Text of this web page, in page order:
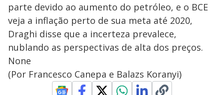
parte devido ao aumento do petróleo, e o BCE
veja a inflação perto de sua meta até 2020,
Draghi disse que a incerteza prevalece,
nublando as perspectivas de alta dos preços.
None
(Por Francesco Canepa e Balazs Koranyi)